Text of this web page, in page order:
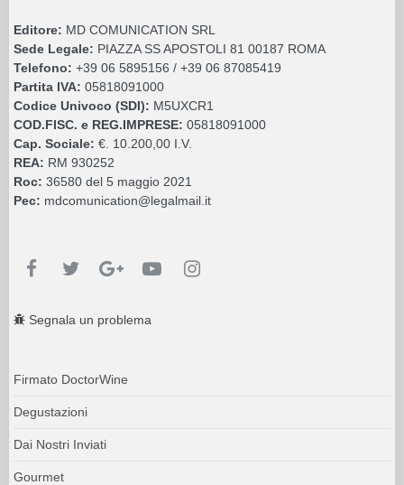
Editore: MD COMUNICATION SRL
Sede Legale: PIAZZA SS APOSTOLI 81 00187 ROMA
Telefono: +39 06 5895156 / +39 06 87085419
Partita IVA: 05818091000
Codice Univoco (SDI): M5UXCR1
COD.FISC. e REG.IMPRESE: 05818091000
Cap. Sociale: €. 10.200,00 I.V.
REA: RM 930252
Roc: 36580 del 5 maggio 2021
Pec: mdcomunication@legalmail.it
Segnala un problema
Firmato DoctorWine
Degustazioni
Dai Nostri Inviati
Gourmet